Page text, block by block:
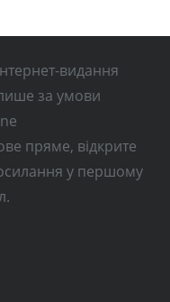
видання
за умови
пряме, відкрите
у першому